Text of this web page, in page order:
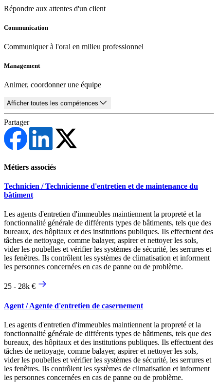
Répondre aux attentes d'un client
Communication
Communiquer à l'oral en milieu professionnel
Management
Animer, coordonner une équipe
Afficher toutes les compétences
Partager
Métiers associés
Technicien / Technicienne d'entretien et de maintenance du
bâtiment
Les agents d'entretien d'immeubles maintiennent la propreté et la
fonctionnalité générale de différents types de bâtiments, tels que des
bureaux, des hôpitaux et des institutions publiques. Ils effectuent des
tâches de nettoyage, comme balayer, aspirer et nettoyer les sols,
vider les poubelles et vérifier les systèmes de sécurité, les serrures et
les fenêtres. Ils contrôlent les systèmes de climatisation et informent
les personnes concernées en cas de panne ou de problème.
25 - 28k €
Agent / Agente d'entretien de casernement
Les agents d'entretien d'immeubles maintiennent la propreté et la
fonctionnalité générale de différents types de bâtiments, tels que des
bureaux, des hôpitaux et des institutions publiques. Ils effectuent des
tâches de nettoyage, comme balayer, aspirer et nettoyer les sols,
vider les poubelles et vérifier les systèmes de sécurité, les serrures et
les fenêtres. Ils contrôlent les systèmes de climatisation et informent
les personnes concernées en cas de panne ou de problème.